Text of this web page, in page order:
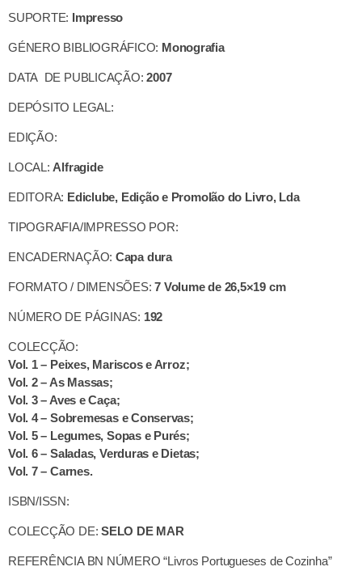
SUPORTE: Impresso
GÉNERO BIBLIOGRÁFICO: Monografia
DATA DE PUBLICAÇÃO: 2007
DEPÓSITO LEGAL:
EDIÇÃO:
LOCAL: Alfragide
EDITORA: Ediclube, Edição e Promolão do Livro, Lda
TIPOGRAFIA/IMPRESSO POR:
ENCADERNAÇÃO: Capa dura
FORMATO / DIMENSÕES:7 Volume de 26,5×19 cm
NÚMERO DE PÁGINAS: 192
COLECÇÃO:
Vol. 1 – Peixes, Mariscos e Arroz;
Vol. 2 – As Massas;
Vol. 3 – Aves e Caça;
Vol. 4 – Sobremesas e Conservas;
Vol. 5 – Legumes, Sopas e Purés;
Vol. 6 – Saladas, Verduras e Dietas;
Vol. 7 – Carnes.
ISBN/ISSN:
COLECÇÃO DE:SELO DE MAR
REFERÊNCIA BN NÚMERO “Livros Portugueses de Cozinha”